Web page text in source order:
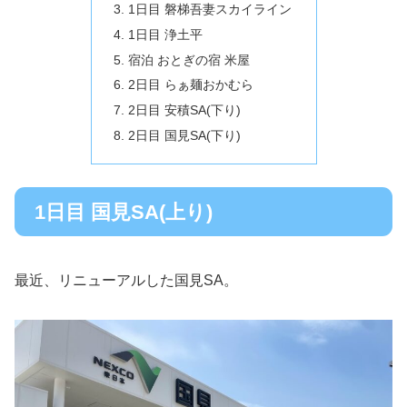
1日目 磐梯吾妻スカイライン
1日目 浄土平
宿泊 おとぎの宿 米屋
2日目 らぁ麺おかむら
2日目 安積SA(下り)
2日目 国見SA(下り)
1日目 国見SA(上り)
最近、リニューアルした国見SA。